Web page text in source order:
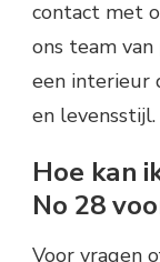
contact met
ons team
een interieur
en levensstijl.
Hoe kan
No 28
Voor vragen